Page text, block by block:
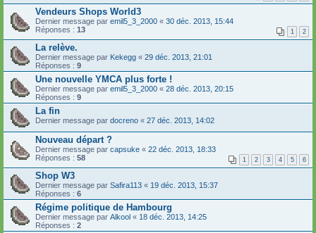
Vendeurs Shops World3
Dernier message par emil5_3_2000 « 30 déc. 2013, 15:44
Réponses : 13 1 2
La relève.
Dernier message par Kekegg « 29 déc. 2013, 21:01
Réponses : 9
Une nouvelle YMCA plus forte !
Dernier message par emil5_3_2000 « 28 déc. 2013, 20:15
Réponses : 9
La fin
Dernier message par docreno « 27 déc. 2013, 14:02
Nouveau départ ?
Dernier message par capsuke « 22 déc. 2013, 18:33
Réponses : 58 1 2 3 4 5 6
Shop W3
Dernier message par Safira113 « 19 déc. 2013, 15:37
Réponses : 6
Régime politique de Hambourg
Dernier message par Alkool « 18 déc. 2013, 14:25
Réponses : 2